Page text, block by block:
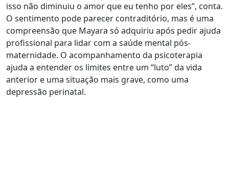
isso não diminuiu o amor que eu tenho por eles”, conta.
O sentimento pode parecer contraditório, mas é uma
compreensão que Mayara só adquiriu após pedir ajuda
profissional para lidar com a saúde mental pós-
maternidade. O acompanhamento da psicoterapia
ajuda a entender os limites entre um “luto” da vida
anterior e uma situação mais grave, como uma
depressão perinatal.